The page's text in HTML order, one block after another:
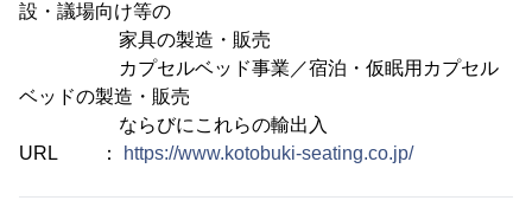
設・議場向け等の
家具の製造・販売
カプセルベッド事業／宿泊・仮眠用カプセル
ベッドの製造・販売
ならびにこれらの輸出入
URL ：
https://www.kotobuki-seating.co.jp/